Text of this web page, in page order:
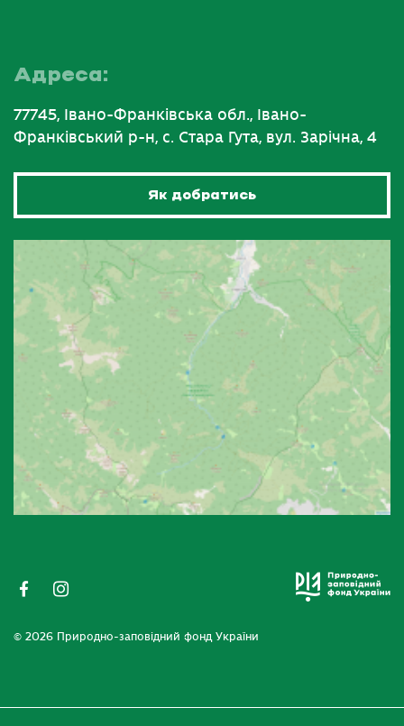
Адреса:
77745, Івано-Франківська обл., Івано-
Франківський р-н, с. Стара Гута, вул. Зарічна, 4
Як добратись
© 2026 Природно-заповідний фонд України